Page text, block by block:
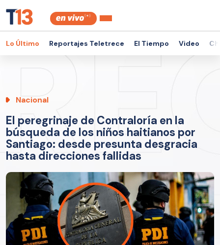
Lo Último Reportajes Teletrece El Tiempo Video
Nacional
El peregrinaje de Contraloría en la
búsqueda de los niños haitianos por
Santiago: desde presunta desgracia
hasta direcciones fallidas